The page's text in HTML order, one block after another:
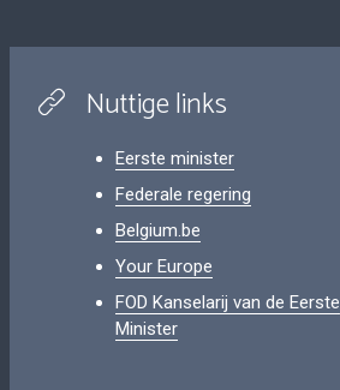
Nuttige links
Eerste minister
Federale regering
Belgium.be
Your Europe
FOD Kanselarij van de Eerste
Minister